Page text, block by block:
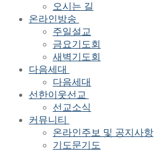
오시는 길
온라인방송
주일설교
금요기도회
새벽기도회
다음세대
다음세대
선한이웃선교
선교소식
커뮤니티
온라인주보 및 공지사항
기도문기도